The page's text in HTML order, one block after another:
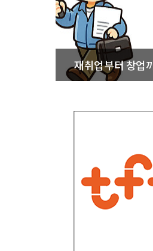
재취업부터 창업